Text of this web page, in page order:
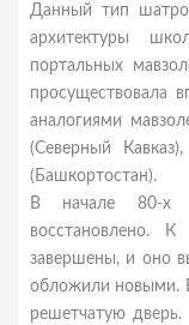
Данный тип
архитектуры
портальных
просуществовала
аналогиями
(Северный
(Башкортостан).
В начале 80-х
восстановлено.
завершены, и оно
обложили новыми.
решетчатую